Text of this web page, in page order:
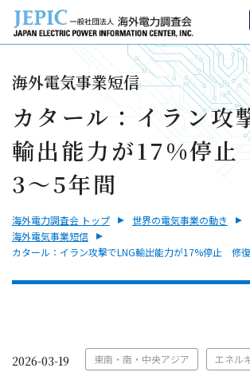
海外電気事業短信
カタール：イラン攻
輸出能力が17%停
3～5年間
海外電力調査会 トップ
世界の電気事業の動き
海外電気事業短信
カタール：イラン攻撃でLNG輸出能力が17%停止 修
2026-03-19 東南・南・中央アジア エネル